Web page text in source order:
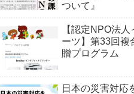
ついて』
【認定NPO法人
ーツ】第33回複
贈プログラム
日本の災害対応